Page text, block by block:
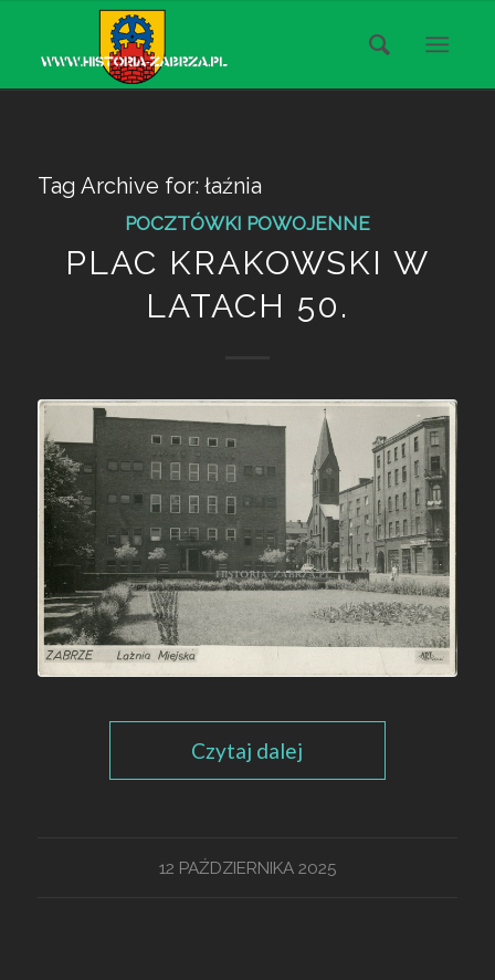
Tag Archive for: łaźnia
POCZTÓWKI POWOJENNE
PLAC KRAKOWSKI W
LATACH 50.
Czytaj dalej
12 PAŹDZIERNIKA 2025